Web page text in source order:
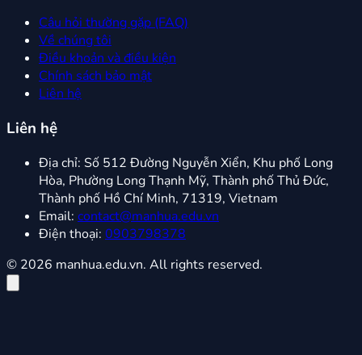
Câu hỏi thường gặp (FAQ)
Về chúng tôi
Điều khoản và điều kiện
Chính sách bảo mật
Liên hệ
Liên hệ
Địa chỉ: Số 512 Đường Nguyễn Xiển, Khu phố Long
Hòa, Phường Long Thạnh Mỹ, Thành phố Thủ Đức,
Thành phố Hồ Chí Minh, 71319, Vietnam
Email: contact@manhua.edu.vn
Điện thoại: 0903798378
© 2026 manhua.edu.vn. All rights reserved.